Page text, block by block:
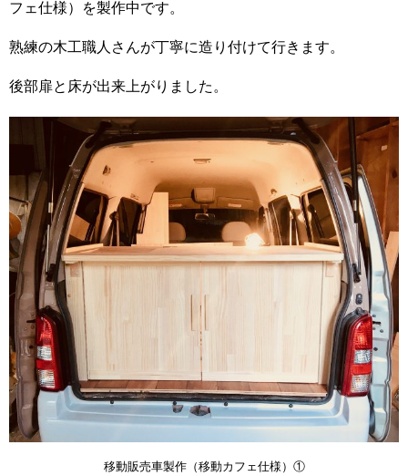
フェ仕様）を製作中です。
熟練の木工職人さんが丁寧に造り付けて行きます。
後部扉と床が出来上がりました。
移動販売車製作（移動カフェ仕様）①